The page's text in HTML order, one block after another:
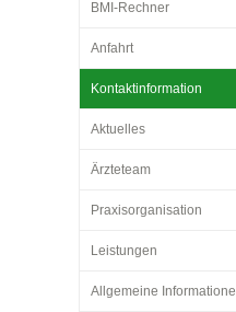
BMI-Rechner
Anfahrt
Kontaktinformation
Aktuelles
Ärzteteam
Praxisorganisation
Leistungen
Allgemeine